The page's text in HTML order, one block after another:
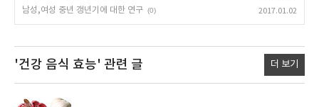
남성,여성 중년 갱년기에 대한 연구 (0) 2017.01.02
'건강 음식 효능' 관련 글 더 보기